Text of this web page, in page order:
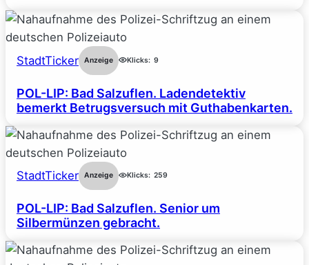
StadtTicker Anzeige Klicks: 9
POL-LIP: Bad Salzuflen. Ladendetektiv
bemerkt Betrugsversuch mit Guthabenkarten.
StadtTicker Anzeige Klicks: 259
POL-LIP: Bad Salzuflen. Senior um
Silbermünzen gebracht.